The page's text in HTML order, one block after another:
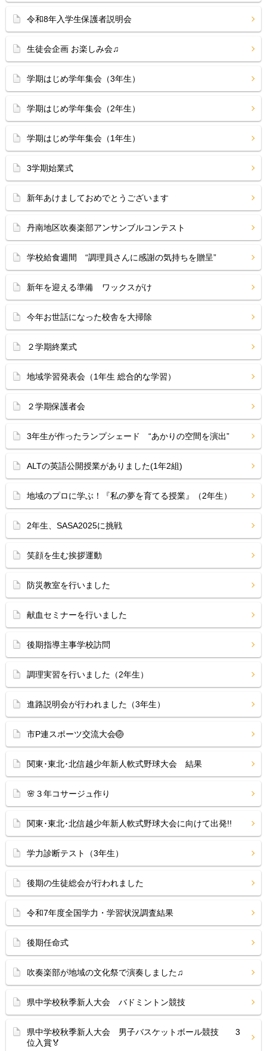
令和8年入学生保護者説明会
生徒会企画 お楽しみ会♫
学期はじめ学年集会（3年生）
学期はじめ学年集会（2年生）
学期はじめ学年集会（1年生）
3学期始業式
新年あけましておめでとうございます
丹南地区吹奏楽部アンサンブルコンテスト
学校給食週間 “調理員さんに感謝の気持ちを贈呈”
新年を迎える準備 ワックスがけ
今年お世話になった校舎を大掃除
２学期終業式
地域学習発表会（1年生 総合的な学習）
２学期保護者会
3年生が作ったランプシェード “あかりの空間を演出”
ALTの英語公開授業がありました(1年2組)
地域のプロに学ぶ！『私の夢を育てる授業』（2年生）
2年生、SASA2025に挑戦
笑顔を生む挨拶運動
防災教室を行いました
献血セミナーを行いました
後期指導主事学校訪問
調理実習を行いました（2年生）
進路説明会が行われました（3年生）
市P連スポーツ交流大会🏐
関東･東北･北信越少年新人軟式野球大会 結果
🌸３年コサージュ作り
関東･東北･北信越少年新人軟式野球大会に向けて出発!!
学力診断テスト（3年生）
後期の生徒総会が行われました
令和7年度全国学力・学習状況調査結果
後期任命式
吹奏楽部が地域の文化祭で演奏しました♫
県中学校秋季新人大会 バドミントン競技
県中学校秋季新人大会 男子バスケットボール競技 3
位入賞🏅